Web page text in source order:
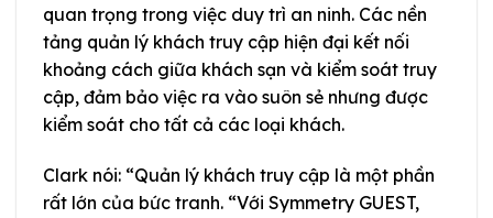
quan trọng trong việc duy trì an ninh. Các nền
tảng quản lý khách truy cập hiện đại kết nối
khoảng cách giữa khách sạn và kiểm soát truy
cập, đảm bảo việc ra vào suôn sẻ nhưng được
kiểm soát cho tất cả các loại khách.
Clark nói: “Quản lý khách truy cập là một phần
rất lớn của bức tranh. “Với Symmetry GUEST,